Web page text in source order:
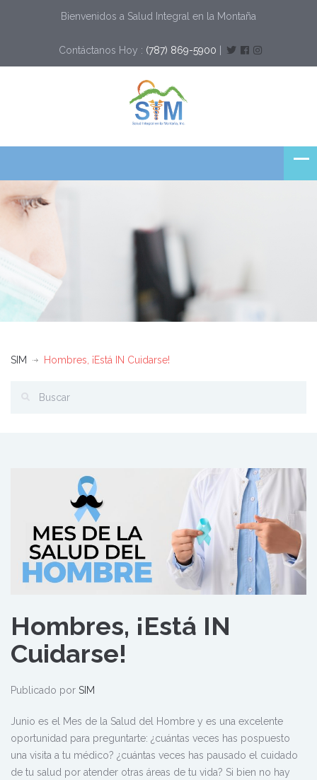
Bienvenidos a Salud Integral en la Montaña
Contáctanos Hoy : (787) 869-5900
SIM Hombres, ¡Está IN Cuidarse!
Hombres, ¡Está IN
Cuidarse!
Publicado por SIM
Junio es el Mes de la Salud del Hombre y es una excelente
oportunidad para preguntarte: ¿cuántas veces has pospuesto
una visita a tu médico? ¿cuántas veces has pausado el cuidado
de tu salud por atender otras áreas de tu vida? Si bien no hay